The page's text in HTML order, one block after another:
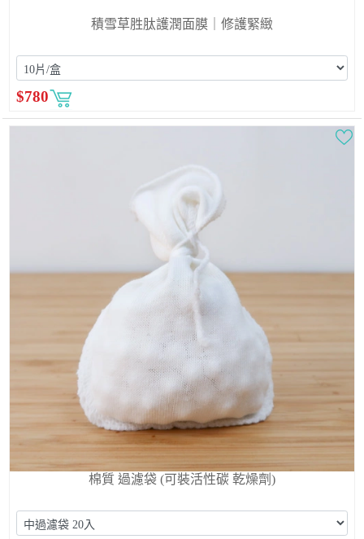
積雪草胜肽護潤面膜｜修護緊緻
$780
棉質 過濾袋 (可裝活性碳 乾燥劑)